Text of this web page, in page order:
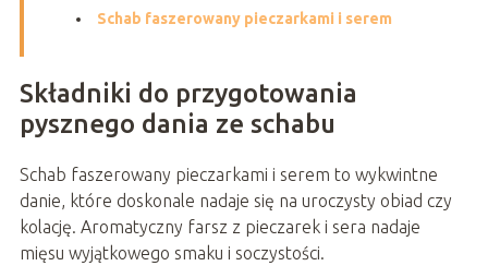
Schab faszerowany pieczarkami i serem
Składniki do przygotowania
pysznego dania ze schabu
Schab faszerowany pieczarkami i serem to wykwintne
danie, które doskonale nadaje się na uroczysty obiad czy
kolację. Aromatyczny farsz z pieczarek i sera nadaje
mięsu wyjątkowego smaku i soczystości.